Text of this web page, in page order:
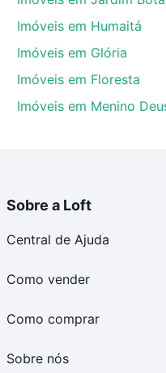
Imóveis em Humaitá
Imóveis em Glória
Imóveis em Floresta
Imóveis em Menino
Sobre a Loft
Central de Ajuda
Como vender
Como comprar
Sobre nós